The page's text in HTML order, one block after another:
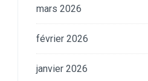
mars 2026
février 2026
janvier 2026